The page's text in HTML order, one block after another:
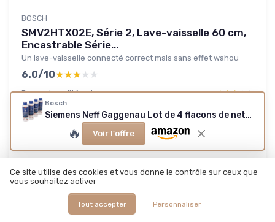
BOSCH
SMV2HTX02E, Série 2, Lave-vaisselle 60 cm,
Encastrable Série...
Un lave-vaisselle connecté correct mais sans effet wahou
6.0/10★★★★★
★★★★★
Rapport qualité-prix ★★★★★
★★★★★
Design
Materiaux
★★★★★
★★★★★
Lire le test produit complet
Bosch
Siemens Neff Gaggenau Lot de 4 flacons de nettoyant pour lave-vaisselle 250 ml
🔥 Voir l'offre
Ce site utilise des cookies et vous donne le contrôle sur ceux que
vous souhaitez activer
Tout accepter Personnaliser